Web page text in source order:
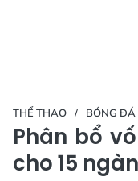
THỂ THAO BÓNG ĐÁ
Phân bổ
cho 15